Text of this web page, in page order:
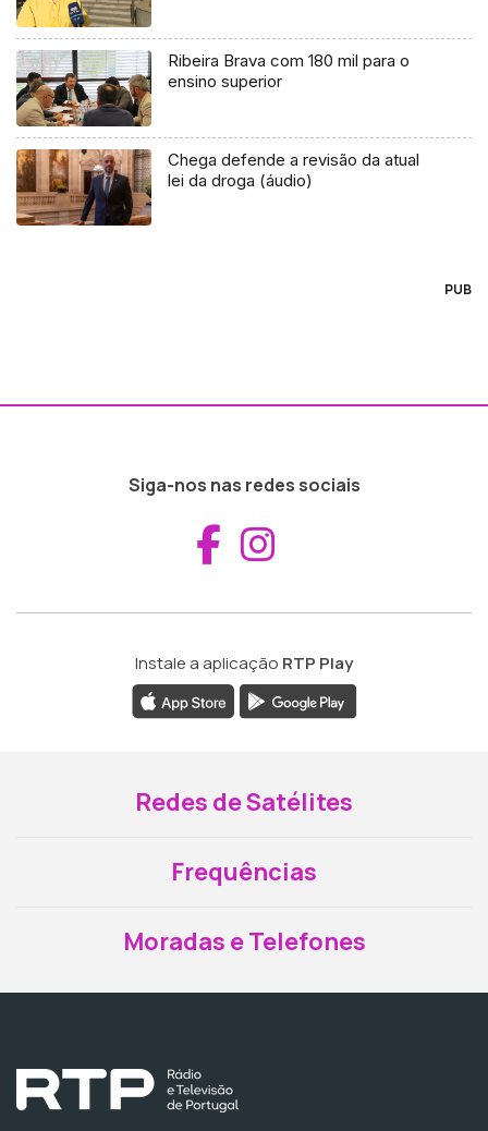
Ribeira Brava com 180 mil para o
ensino superior
Chega defende a revisão da atual
lei da droga (áudio)
PUB
Siga-nos nas redes sociais
Aceder ao
Instale a aplicação RTP Play
Redes de Satélites
Frequências
Moradas e Telefones